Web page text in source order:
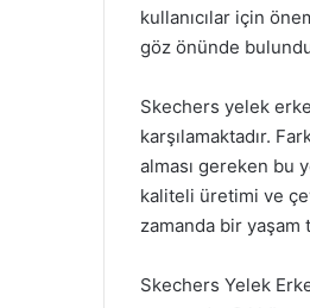
kullanıcılar için
göz önünde
Skechers yelek
karşılamaktadır.
alması gereken bu
kaliteli üretimi ve
zamanda bir yaşam
Skechers Yelek